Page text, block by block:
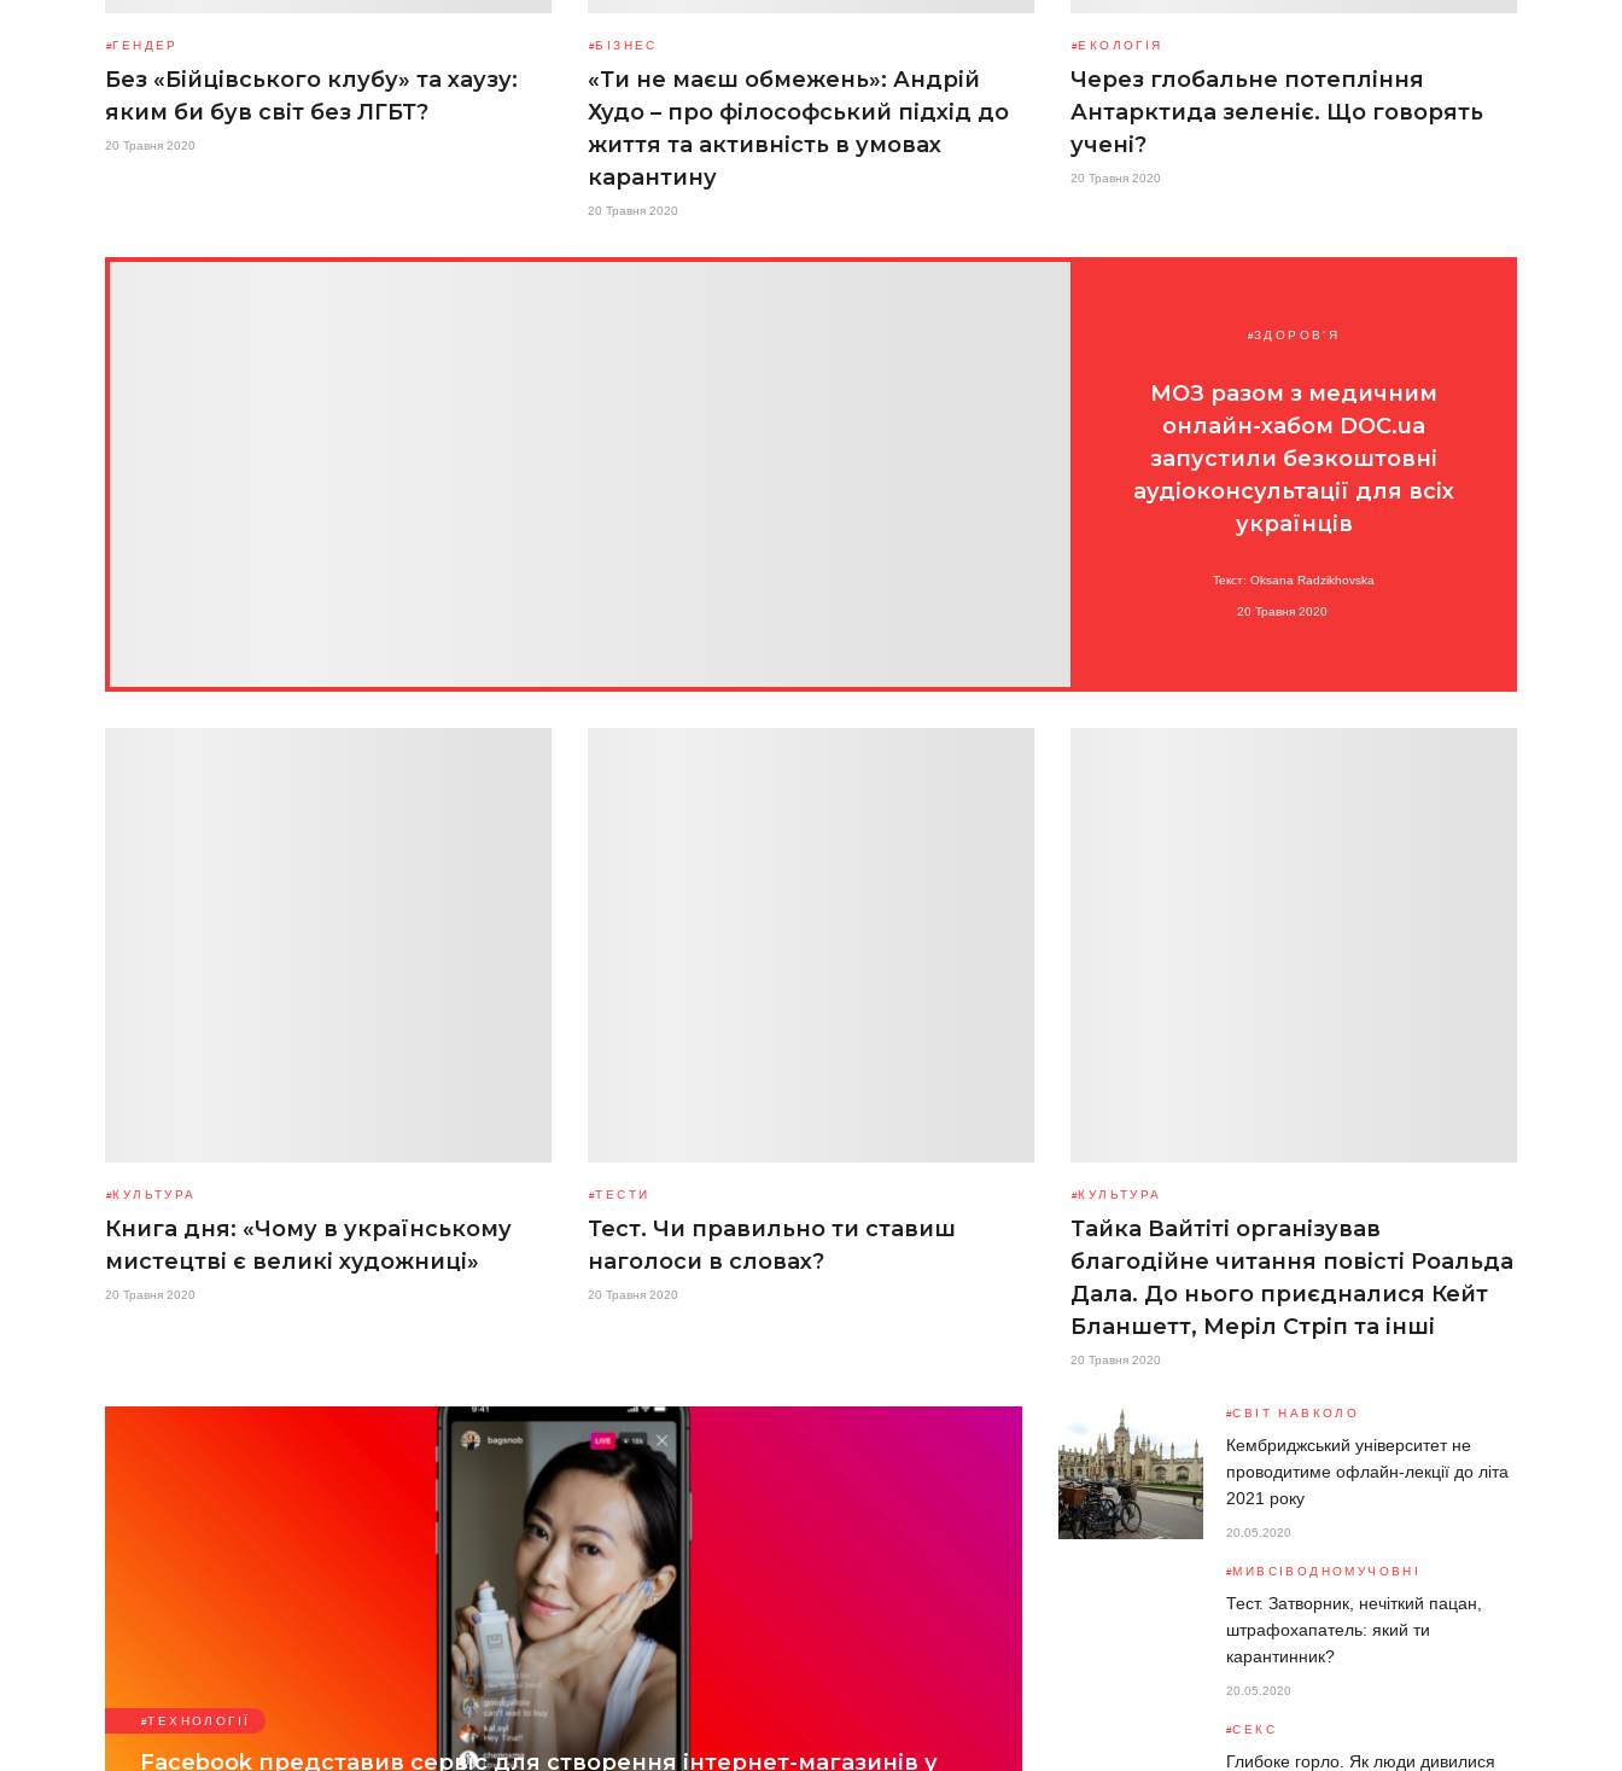
ГЕНДЕР
Без «Бійцівського клубу» та хаузу:
яким би був світ без ЛГБТ?
20 Травня 2020
БІЗНЕС
«Ти не маєш обмежень»: Андрій
Худо – про філософський підхід до
життя та активність в умовах
карантину
20 Травня 2020
ЕКОЛОГІЯ
Через глобальне потепління
Антарктида зеленіє. Що говорять
учені?
20 Травня 2020
ЗДОРОВ'Я
МОЗ разом з медичним
онлайн-хабом DOC.ua
запустили безкоштовні
аудіоконсультації для всіх
українців
Текст: Oksana Radzikhovska
20 Травня 2020
КУЛЬТУРА
Книга дня: «Чому в українському
мистецтві є великі художниці»
20 Травня 2020
ТЕСТИ
Тест. Чи правильно ти ставиш
наголоси в словах?
20 Травня 2020
КУЛЬТУРА
Тайка Вайтіті організував
благодійне читання повісті Роальда
Дала. До нього приєдналися Кейт
Бланшетт, Меріл Стріп та інші
20 Травня 2020
ТЕХНОЛОГІЇ
Facebook представив сервіс для створення інтернет-магазинів у
СВІТ НАВКОЛО
Кембриджський університет не
проводитиме офлайн-лекції до літа
2021 року
20.05.2020
МИВСІВОДНОМУЧОВНІ
Тест. Затворник, нечіткий пацан,
штрафохапатель: який ти
карантинник?
20.05.2020
СЕКС
Глибоке горло. Як люди дивилися